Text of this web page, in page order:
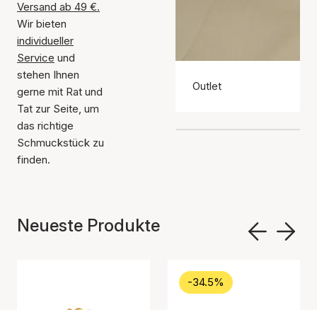
Versand ab 49 €.
Wir bieten
individueller
Service und
stehen Ihnen
gerne mit Rat und
Tat zur Seite, um
das richtige
Schmuckstück zu
finden.
Outlet
Neueste Produkte
-34.5%